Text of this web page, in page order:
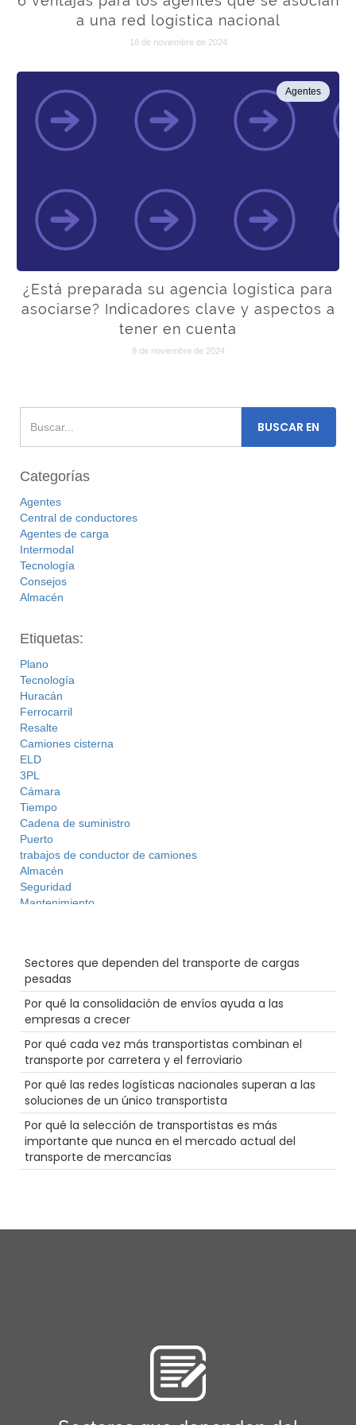
a una red logística nacional
18 de noviembre de 2024
Agentes
¿Está preparada su agencia logística para
asociarse? Indicadores clave y aspectos a
tener en cuenta
9 de noviembre de 2024
Categorías
Agentes
Central de conductores
Agentes de carga
Intermodal
Tecnología
Consejos
Almacén
Etiquetas:
Plano
Tecnología
Huracán
Ferrocarril
Resalte
Camiones cisterna
ELD
3PL
Cámara
Tiempo
Cadena de suministro
Puerto
trabajos de conductor de camiones
Almacén
Seguridad
Mantenimiento
Inspecciones de camiones
Transporte pesado
Agentes
LoadPay
Desglose
Productos farmacéuticos
Vacaciones
Seguridad
Futuro
LTl
Comercio electrónico
Contenedor
las mujeres en el transporte por carretera
Conducción escénica de camiones
Sectores que dependen del transporte de cargas
pesadas
Por qué la consolidación de envíos ayuda a las
empresas a crecer
Por qué cada vez más transportistas combinan el
transporte por carretera y el ferroviario
Por qué las redes logísticas nacionales superan a las
soluciones de un único transportista
Por qué la selección de transportistas es más
importante que nunca en el mercado actual del
transporte de mercancías